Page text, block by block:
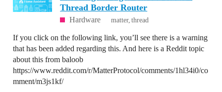
Thread Border Router
Hardware matter thread
If you click on the following link, you’ll see there is a warning
that has been added regarding this. And here is a Reddit topic
about this from baloob
https://www.reddit.com/r/MatterProtocol/comments/1hl34i0/co
mment/m3js1kf/